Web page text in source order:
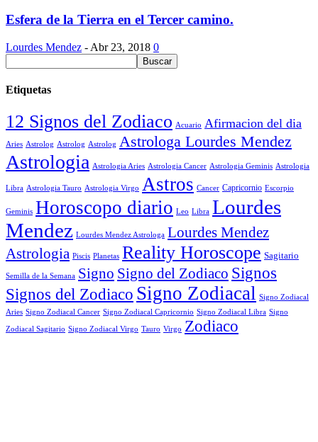
Esfera de la Tierra en el Tercer camino.
Lourdes Mendez - Abr 23, 2018 0
Etiquetas
12 Signos del Zodiaco Acuario Afirmacion del dia
Aries Astrolog Astrolog Astrolog Astrologa Lourdes Mendez
Astrologia Astrologia Aries Astrologia Cancer Astrologia Geminis Astrologia
Libra Astrologia Tauro Astrologia Virgo Astros Cancer Capricornio Escorpio
Geminis Horoscopo diario Leo Libra Lourdes
Mendez Lourdes Mendez Astrologa Lourdes Mendez
Astrologia Piscis Planetas Reality Horoscope Sagitario
Semilla de la Semana Signo Signo del Zodiaco Signos
Signos del Zodiaco Signo Zodiacal Signo Zodiacal
Aries Signo Zodiacal Cancer Signo Zodiacal Capricornio Signo Zodiacal Libra Signo
Zodiacal Sagitario Signo Zodiacal Virgo Tauro Virgo Zodiaco